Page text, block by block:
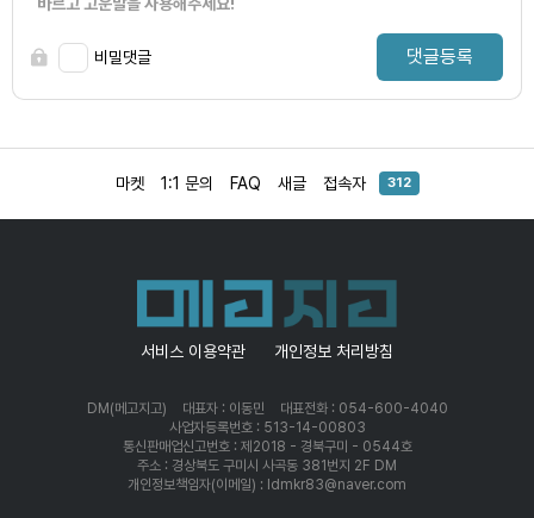
비밀댓글 댓글등록
마켓 1:1 문의 FAQ 새글 접속자 312
서비스 이용약관 개인정보 처리방침
DM(메고지고) 대표자 : 이동민
대표전화 : 054-600-4040
사업자등록번호 : 513-14-00803
통신판매업신고번호 : 제2018 - 경북구미 - 0544호
주소 : 경상북도 구미시 사곡동 381번지 2F DM
개인정보책임자(이메일) : ldmkr83@naver.com